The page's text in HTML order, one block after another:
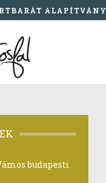
ALAPÍTVÁNY
budapesti